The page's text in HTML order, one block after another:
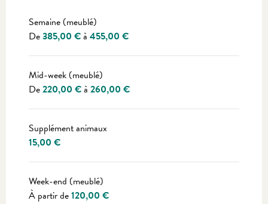
Semaine (meublé)
De385,00 €à 455,00 €
Mid-week (meublé)
De220,00 €à 260,00 €
Supplément animaux
15,00 €
Week-end (meublé)
À partir de120,00 €